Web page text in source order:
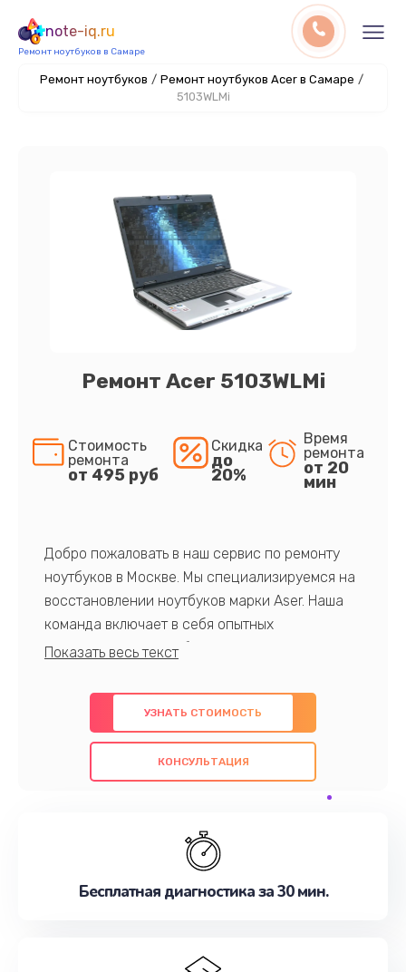
note-iq.ru
Ремонт ноутбуков в Самаре
Ремонт ноутбуков / Ремонт ноутбуков Acer в Самаре /
5103WLMi
Ремонт Acer 5103WLMi
Стоимость
ремонта
от 495 руб
Скидка
до
20%
Время
ремонта
от 20
мин
Добро пожаловать в наш сервис по ремонту
ноутбуков в Москве. Мы специализируемся на
восстановлении ноутбуков марки Aser. Наша
команда включает в себя опытных
профессионалов с обширными знаниями и
предлагаем быстрый и качественный ремонт с
использованием оригинальных компонентов, а
также гарантируем качество всех
проведенных работ. Наша цель - предоставить
наилучшим образом. Не медлите записаться на
УЗНАТЬ СТОИМОСТЬ
КОНСУЛЬТАЦИЯ
Бесплатная диагностика за 30 мин.